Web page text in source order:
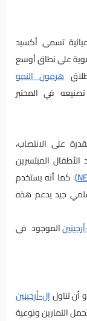
تسمى أكسيد
على نطاق أوسع
هرمون النمو
في المختبر
على الانتصاب،
المبتسرين
. كما أنه يستخدم
علمي جيد يدعم هذه
الموجود فى
أن تناولإل-أرجينين
التمارين ونوعية